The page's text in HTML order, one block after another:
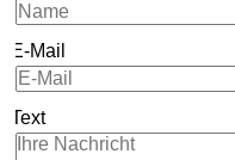
E-Mail
Text